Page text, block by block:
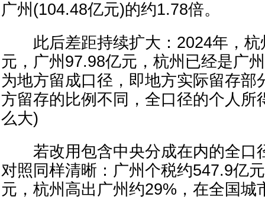
广州(104.48亿元)的约1.78倍。
此后差距持续扩大：2024年，杭
元，广州97.98亿元，杭州已经是广
为地方留成口径，即地方实际留存部
方留存的比例不同，全口径的个人所
么大)
若改用包含中央分成在内的全口
对照同样清晰：广州个税约547.9亿
元，杭州高出广州约29%，在全国城